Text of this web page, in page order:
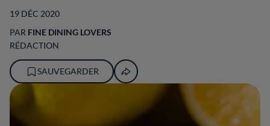
19 DÉC 2020
PAR FINE DINING LOVERS
RÉDACTION
SAUVEGARDER